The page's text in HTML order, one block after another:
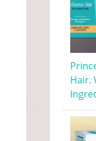
Hair.